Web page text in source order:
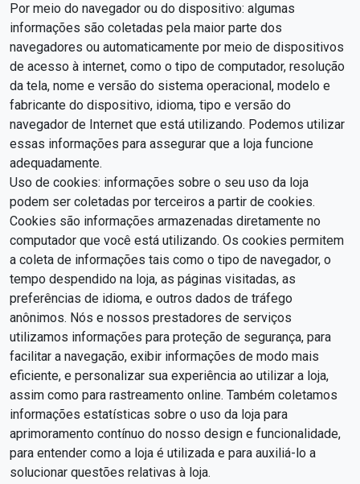
Por meio do navegador ou do dispositivo: algumas
informações são coletadas pela maior parte dos
navegadores ou automaticamente por meio de dispositivos
de acesso à internet, como o tipo de computador, resolução
da tela, nome e versão do sistema operacional, modelo e
fabricante do dispositivo, idioma, tipo e versão do
navegador de Internet que está utilizando. Podemos utilizar
essas informações para assegurar que a loja funcione
adequadamente.
Uso de cookies: informações sobre o seu uso da loja
podem ser coletadas por terceiros a partir de cookies.
Cookies são informações armazenadas diretamente no
computador que você está utilizando. Os cookies permitem
a coleta de informações tais como o tipo de navegador, o
tempo despendido na loja, as páginas visitadas, as
preferências de idioma, e outros dados de tráfego
anônimos. Nós e nossos prestadores de serviços
utilizamos informações para proteção de segurança, para
facilitar a navegação, exibir informações de modo mais
eficiente, e personalizar sua experiência ao utilizar a loja,
assim como para rastreamento online. Também coletamos
informações estatísticas sobre o uso da loja para
aprimoramento contínuo do nosso design e funcionalidade,
para entender como a loja é utilizada e para auxiliá-lo a
solucionar questões relativas à loja.